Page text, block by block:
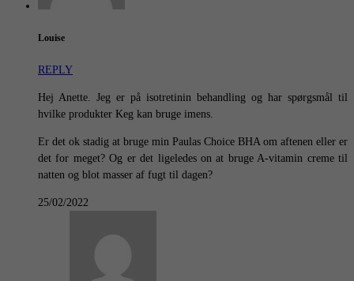
Louise
REPLY
Hej Anette. Jeg er på isotretinin behandling og har spørgsmål til
hvilke produkter Keg kan bruge imens.
Er det ok stadig at bruge min Paulas Choice BHA om aftenen eller er
det for meget? Og er det ligeledes on at bruge A-vitamin creme til
natten og blot masser af fugt til dagen?
25/02/2022